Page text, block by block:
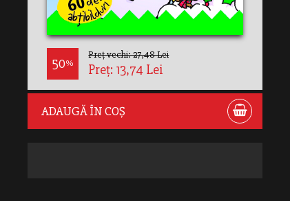
50%
Preț vechi: 27,48 Lei
Preț: 13,74 Lei
ADAUGĂ ÎN COȘ